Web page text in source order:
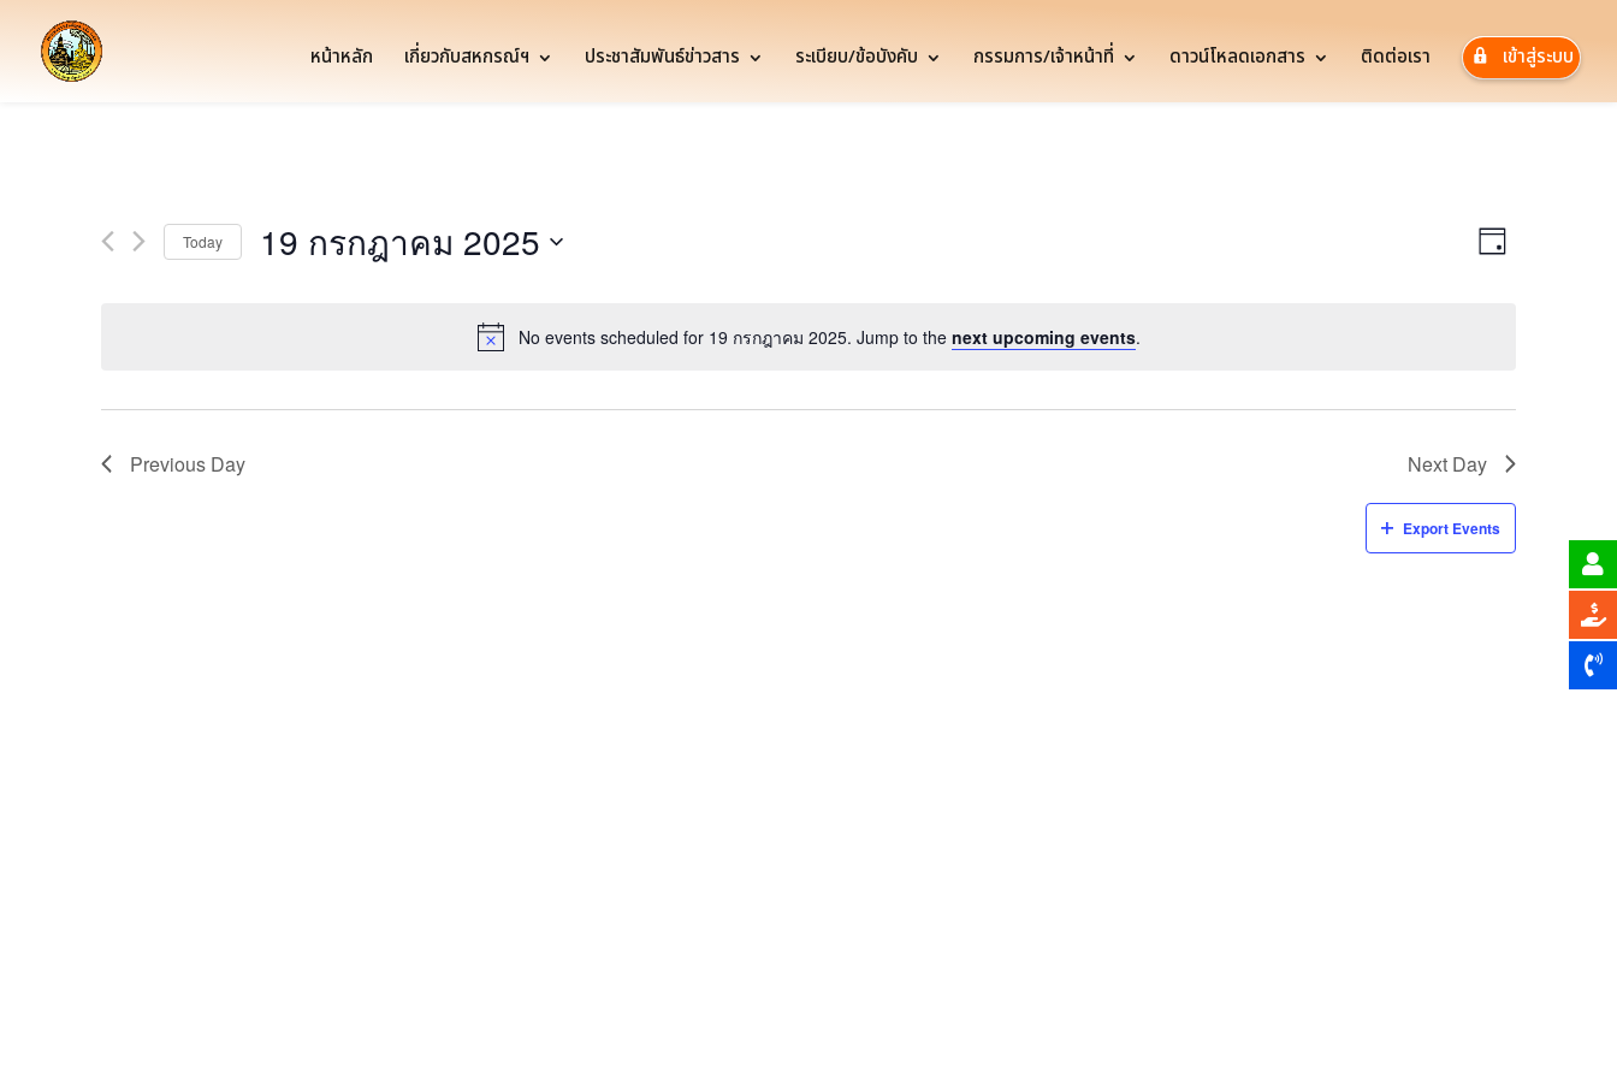
หน้าหลัก เกี่ยวกับสหกรณ์ฯ ประชาสัมพันธ์ข่าวสาร ระเบียบ/ข้อบังคับ กรรมการ/เจ้าหน้าที่ ดาวน์โหลดเอกสาร ติดต่อเรา เข้าสู่ระบบ
No events scheduled for 19 กรกฎาคม 2025. Jump to the next upcoming events.
Views
Event
Views
Day
Today 19 กรกฎาคม 2025
Previous Day Next Day
Export Events